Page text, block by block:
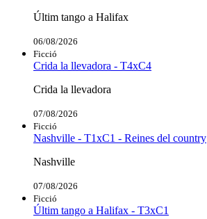
Últim tango a Halifax
06/08/2026
Ficció
Crida la llevadora - T4xC4
Crida la llevadora
07/08/2026
Ficció
Nashville - T1xC1 - Reines del country
Nashville
07/08/2026
Ficció
Últim tango a Halifax - T3xC1